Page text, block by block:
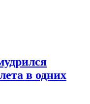
в одних